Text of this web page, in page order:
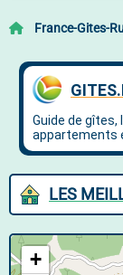
France-Gites-
LES
+